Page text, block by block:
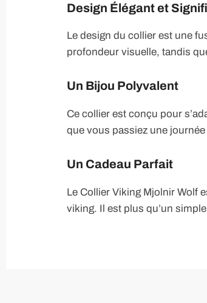
Design Élégant et
Le design du collier est une
profondeur visuelle, tandis
Un Bijou Polyvalent
Ce collier est conçu pour
que vous passiez une
Un Cadeau Parfait
Le Collier Viking Mjolnir Wolf
viking. Il est plus qu’un